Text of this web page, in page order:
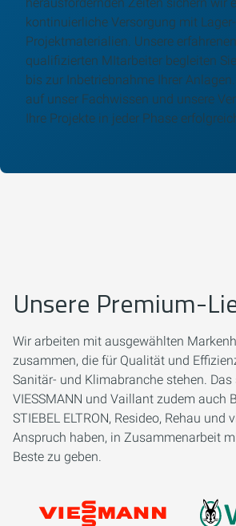
kontinuierliche Versorgung mit
Projektmaterialien. Unsere
qualifizierten MItarbeiter begleiten
bis zur Inbetriebnahme Ihrer
auf unser Fachwissen und unsere
Ihre Projekte in jeder Phase
Unsere Premium-
Wir arbeiten mit ausgewählten
zusammen, die für Qualität und
Sanitär- und Klimabranche stehen. Das
VIESSMANN und Vaillant zudem auch
STIEBEL ELTRON, Resideo, Rehau und
Anspruch haben, in Zusammenarbeit
Beste zu geben.